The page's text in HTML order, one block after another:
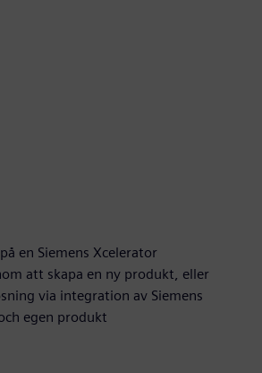
en Siemens Xcelerator
att skapa en ny produkt, eller
via integration av Siemens
egen produkt